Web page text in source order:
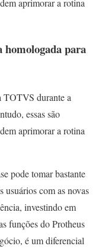
aprimorar a rotina
homologadapara
TOTVS durante a
essas são
aprimorar a rotina
pode tomar bastante
usuários com as novas
investindo em
funções do Protheus
é um diferencial